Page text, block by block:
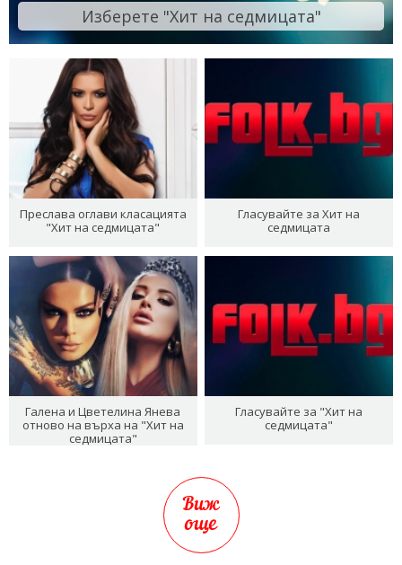
Изберете "Хит на седмицата"
Преслава оглави класацията
"Хит на седмицата"
Гласувайте за Хит на
седмицата
Галена и Цветелина Янева
отново на върха на "Хит на
седмицата"
Гласувайте за "Хит на
седмицата"
Виж
още